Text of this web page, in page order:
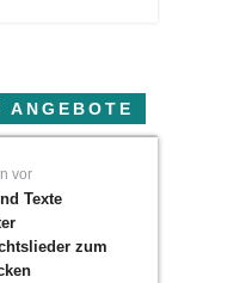
ANGEBOTE
vor
Texte
zum